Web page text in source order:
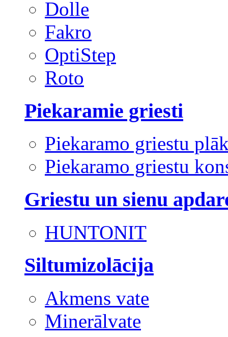
Dolle
Fakro
OptiStep
Roto
Piekaramie griesti
Piekaramo griestu
Piekaramo griestu
Griestu un sienu
HUNTONIT
Siltumizolācija
Akmens vate
Minerālvate